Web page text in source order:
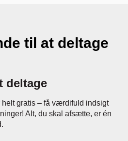
til at deltage
deltage
helt gratis – få værdifuld indsigt
Alt, du skal afsætte, er én